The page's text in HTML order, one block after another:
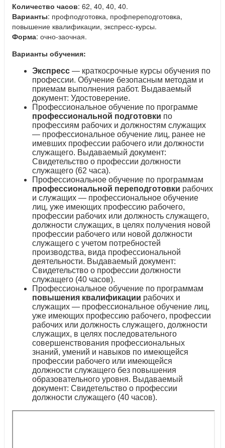
Количество часов: 62, 40, 40, 40.
Варианты: профподготовка, профпереподготовка,
повышение квалификации, экспресс-курсы.
Форма: очно-заочная.
Варианты обучения:
Экспресс — краткосрочные курсы обучения по
профессии. Обучение безопасным методам и
приемам выполнения работ. Выдаваемый
документ: Удостоверение.
Профессиональное обучение по программе
профессиональной подготовки по
профессиям рабочих и должностям служащих
— профессиональное обучение лиц, ранее не
имевших профессии рабочего или должности
служащего. Выдаваемый документ:
Свидетельство о профессии должности
служащего (62 часа).
Профессиональное обучение по программам
профессиональной переподготовки рабочих
и служащих — профессиональное обучение
лиц, уже имеющих профессию рабочего,
профессии рабочих или должность служащего,
должности служащих, в целях получения новой
профессии рабочего или новой должности
служащего с учетом потребностей
производства, вида профессиональной
деятельности. Выдаваемый документ:
Свидетельство о профессии должности
служащего (40 часов).
Профессиональное обучение по программам
повышения квалификации рабочих и
служащих — профессиональное обучение лиц,
уже имеющих профессию рабочего, профессии
рабочих или должность служащего, должности
служащих, в целях последовательного
совершенствования профессиональных
знаний, умений и навыков по имеющейся
профессии рабочего или имеющейся
должности служащего без повышения
образовательного уровня. Выдаваемый
документ: Свидетельство о профессии
должности служащего (40 часов).